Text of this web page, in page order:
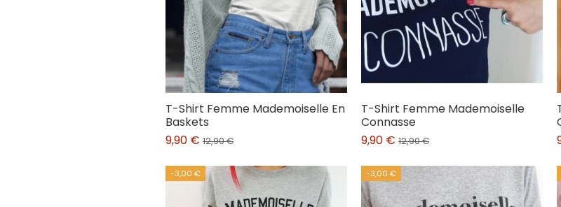
T-Shirt Femme Mademoiselle En
Baskets
9,90 € 12,90 €
T-Shirt Femme Mademoiselle
Connasse
9,90 € 12,90 €
-3,00 € -3,00 €